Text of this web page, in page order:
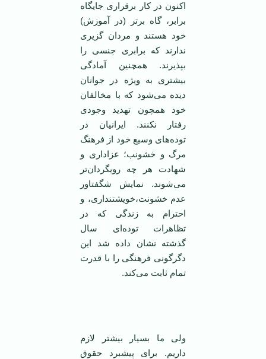
اکنون در کار برقراری جایگاه
برابر، گاه برتر (در آموزش)
خود هستند و مردان گزیری
ندارند که برابری جنسی را
بپذیرند. همچنین آمادگی
بیشتری به ویژه در جوانان
دیده می‌شود که با مخالفان
خود همچون تهدید وجودی
رفتار نکنند. ایرانیان در
توده‌های وسیع خود از فرهنگ
مرگ و خشونب؛ عزاداری و
شهادت هر چه رویگردان‌تر
می‌شوند. نمایش شگفتاور
عدم خشونت،خویشتنداری، و
احترام به زندگی که در
تظاهرات توده‌ای سال
گذشته نشان داده شد این
دگرگونی فرهنگی را با قدرت
تمام ثابت می‌کند.
ولی ما بسیار بیشتر لازم
داریم. برای پیشبرد حقوق